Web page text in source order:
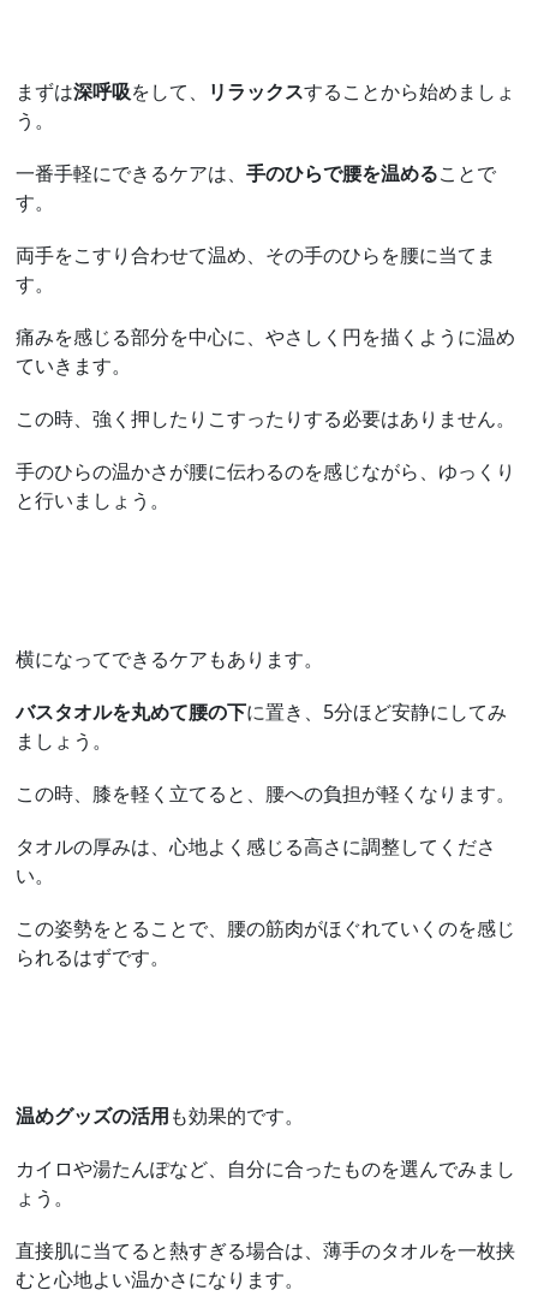
まずは深呼吸をして、 リラックスすることから始めましょ
う。
一番手軽にできるケアは、手のひらで腰を温めることで
す。
両手をこすり合わせて温め、その手のひらを腰に当てま
す。
痛みを感じる部分を中心に、やさしく円を描くように温め
ていきます。
この時、強く押したりこすったりする必要はありません。
手のひらの温かさが腰に伝わるのを感じながら、ゆっくり
と行いましょう。
横になってできるケアもあります。
バスタオルを丸めて腰の下に置き、5分ほど安静にしてみ
ましょう。
この時、膝を軽く立てると、腰への負担が軽くなります。
タオルの厚みは、心地よく感じる高さに調整してくださ
い。
この姿勢をとることで、腰の筋肉がほぐれていくのを感じ
られるはずです。
温めグッズの活用も効果的です。
カイロや湯たんぽなど、自分に合ったものを選んでみまし
ょう。
直接肌に当てると熱すぎる場合は、薄手のタオルを一枚挟
むと心地よい温かさになります。